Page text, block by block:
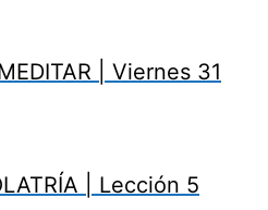
| Viernes 31
| Lección 5